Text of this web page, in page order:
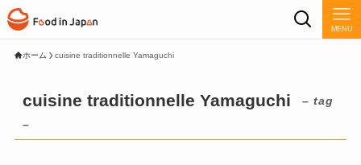
MENU
ホーム cuisine traditionnelle Yamaguchi
cuisine traditionnelle Yamaguchi
– tag
–